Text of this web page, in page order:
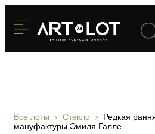
Все лоты Стекло
Редкая
мануфактуры Эмиля Галле